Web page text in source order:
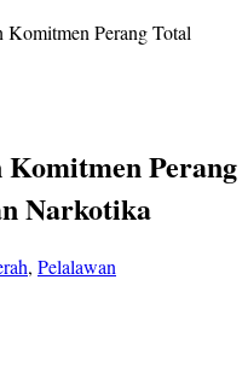
Perang Total
Perang
Narkotika
, Pelalawan